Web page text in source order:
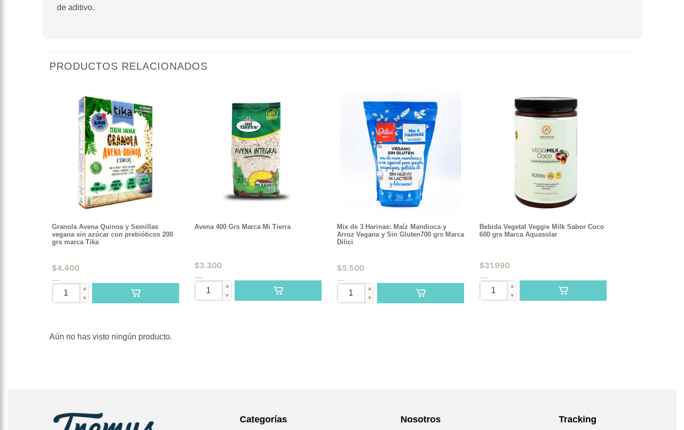
de aditivo.
PRODUCTOS RELACIONADOS
Granola Avena Quinoa y Semillas
vegana sin azúcar con prebióticos 200
grs marca Tika
$4.400
▲
▼
Avena 400 Grs Marca Mi Tierra
$3.300
▲
▼
Mix de 3 Harinas: Maíz Mandioca y
Arroz Vegana y Sin Gluten700 grs Marca
Dilici
$5.500
▲
▼
Bebida Vegetal Veggie Milk Sabor Coco
600 grs Marca Aquasolar
$31.990
▲
▼
Aún no has visto ningún producto.
Categorías Nosotros Tracking